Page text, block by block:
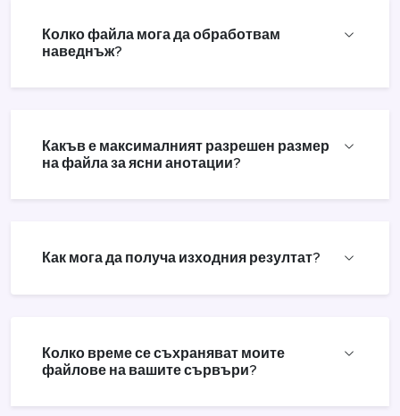
Колко файла мога да обработвам
наведнъж?
Какъв е максималният разрешен размер
на файла за ясни анотации?
Как мога да получа изходния резултат?
Колко време се съхраняват моите
файлове на вашите сървъри?